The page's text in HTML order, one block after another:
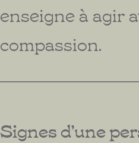
enseigne à agir
compassion.
Signes d’une